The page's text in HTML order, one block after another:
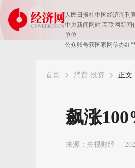
人民日报社中国经济周刊
中央新闻网站 互联网新闻
单位
公众账号获国家网信办红
首页 消费·投资 正文
飙涨
来源： 央视财经